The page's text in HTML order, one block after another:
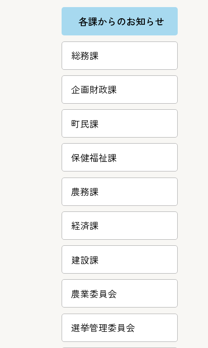
各課からのお知らせ
総務課
企画財政課
町民課
保健福祉課
農務課
経済課
建設課
農業委員会
選挙管理委員会